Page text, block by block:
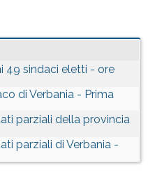
49 sindaci eletti - ore
di Verbania - Prima
parziali della provincia
parziali di Verbania -